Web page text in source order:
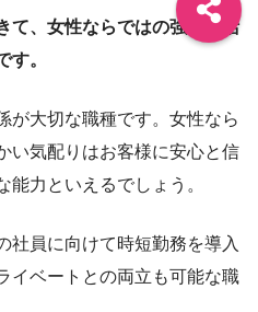
て、女性ならではの強みを活
す。
が大切な職種です。女性なら
い気配りはお客様に安心と信
力といえるでしょう。
社員に向けて時短勤務を導入
イベートとの両立も可能な職